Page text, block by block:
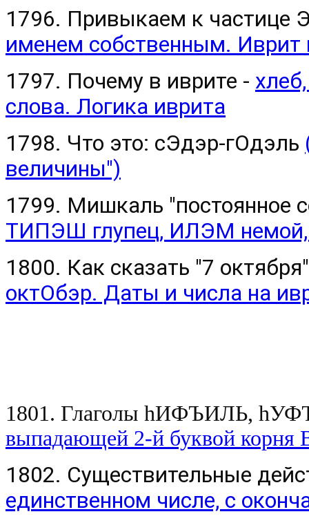
1796. Привыкаем к частице
именем собственным. Иврит
1797. Почему в иврите -
слова. Логика иврита
1798. Что это: сЭдэр-гОдэль
величины")
1799. Мишкаль "постоянное
ТИПЭШ глупец, ИЛЭМ
1800. Как сказать "7
октОбэр. Даты и числа на
1801. Глаголы hИФЪИЛЬ,
выпадающей 2-й буквой корня
1802. Существительные
единственном числе, с